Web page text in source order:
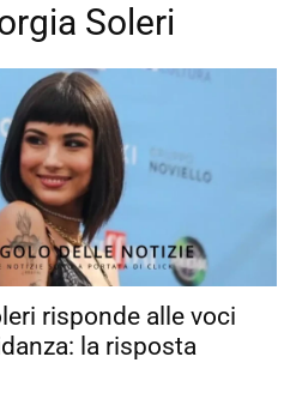
Soleri
risponde alle voci
la risposta